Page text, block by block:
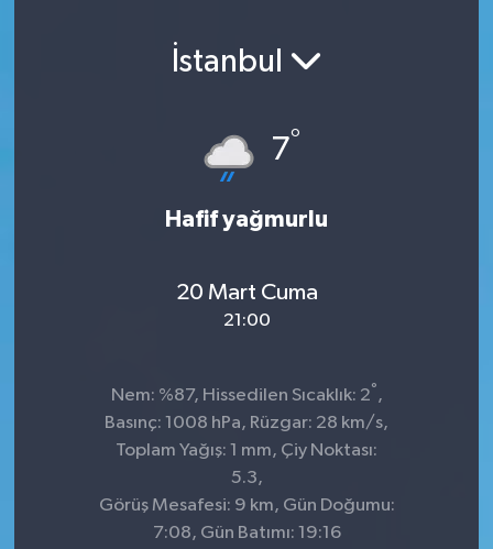
İstanbul
7°
Hafif yağmurlu
20 Mart Cuma
21:00
Nem: %87, Hissedilen Sıcaklık: 2° ,
Basınç: 1008 hPa, Rüzgar: 28 km/s,
Toplam Yağış: 1 mm, Çiy Noktası:
5.3,
Görüş Mesafesi: 9 km, Gün Doğumu:
7:08, Gün Batımı: 19:16